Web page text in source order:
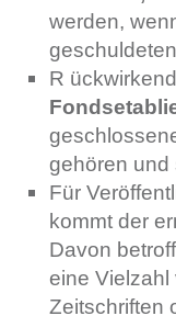
werden,
R
gehören und
Für
kommt der
Davon
eine
Zeitschriften